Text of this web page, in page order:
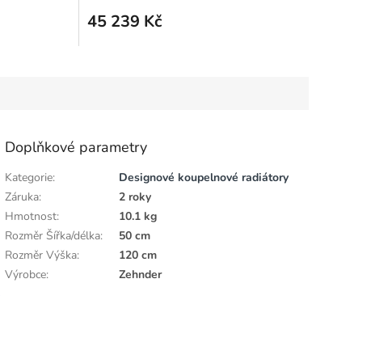
45 239 Kč
Doplňkové parametry
Kategorie:
Designové koupelnové radiátory
Záruka:
2 roky
Hmotnost:
10.1 kg
Rozměr Šířka/délka:
50 cm
Rozměr Výška:
120 cm
Výrobce: Zehnder